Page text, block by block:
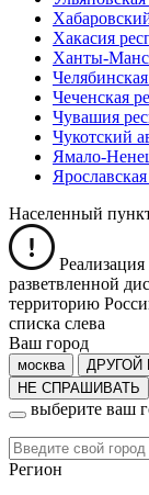
Хакасия
Ханты-
Чеченская
Чувашия
Чукотский
Ямало-
Населенный
разветвленной
территорию
списка слева
Ваш город
москва ДРУГОЙ
НЕ СПРАШИВАТЬ
выберите ваш
Регион